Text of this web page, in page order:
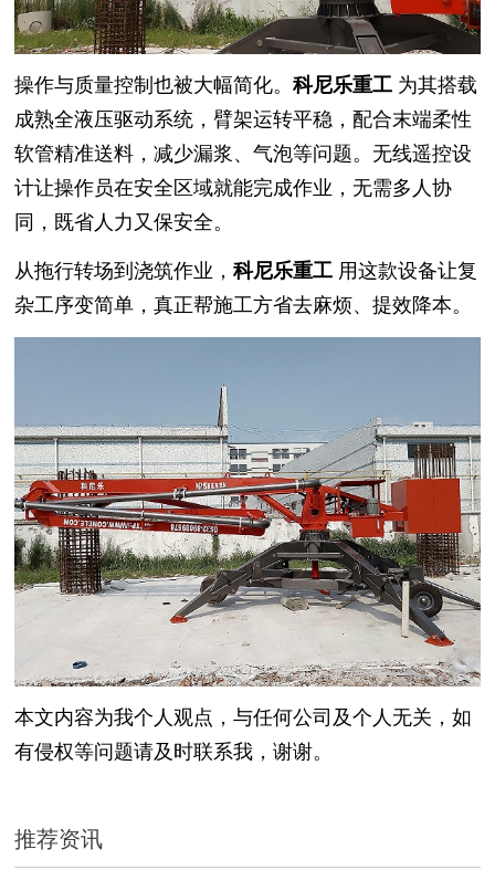
操作与质量控制也被大幅简化。科尼乐重工 为其搭载
成熟全液压驱动系统，臂架运转平稳，配合末端柔性
软管精准送料，减少漏浆、气泡等问题。无线遥控设
计让操作员在安全区域就能完成作业，无需多人协
同，既省人力又保安全。
从拖行转场到浇筑作业，科尼乐重工 用这款设备让复
杂工序变简单，真正帮施工方省去麻烦、提效降本。
本文内容为我个人观点，与任何公司及个人无关，如
有侵权等问题请及时联系我，谢谢。
推荐资讯